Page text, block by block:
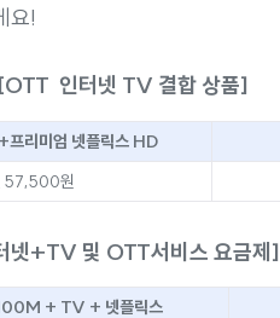
요!
[OTT 인터넷 TV 결합 상품]
리미엄 넷플릭스 HD
57,500원
넷+TV 및 OTT서비스 요금제]
+ TV + 넷플릭스